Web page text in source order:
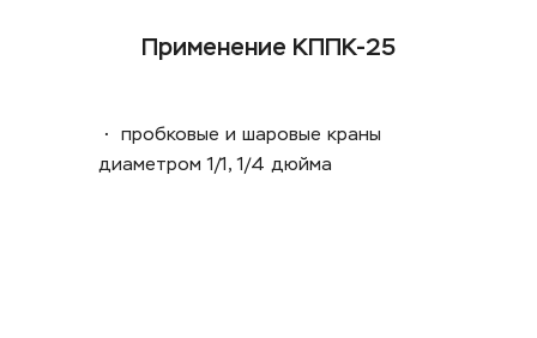
Применение КППК-25
•  пробковые и шаровые краны
диаметром 1/1, 1/4 дюйма